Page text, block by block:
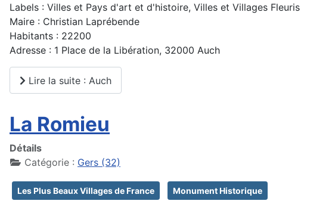
Labels : Villes et Pays d'art et d'histoire, Villes et Villages Fleuris
Maire : Christian Laprébende
Habitants : 22200
Adresse : 1 Place de la Libération, 32000 Auch
Lire la suite : Auch
La Romieu
Détails
Catégorie : Gers (32)
Les Plus Beaux Villages de France Monument Historique